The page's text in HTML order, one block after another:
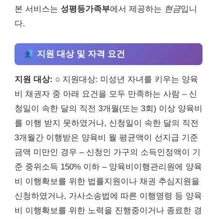
본 서비스는 성평등가족부에서 제공하는 현금입니
다.
지원 대상 및 자격 요건
지원 대상: ○ 지원대상: 미성년 자녀를 키우는 양육
비 채권자 중 아래 요건을 모두 만족하는 사람 – 신
청일이 속한 달의 직전 3개월(또는 3회) 이상 양육비
를 이행 받지 못하였거나, 신청일이 속한 달의 직전
3개월간 이행받은 양육비 월 평균액이 선지급 기준
금액 미만인 경우 – 신청인 가구의 소득인정액이 기
준 중위소득 150% 이하 – 양육비이행관리원에 양육
비 이행확보를 위한 법률지원이나 채권 추심지원을
신청하였거나, 가사소송법에 따른 이행명령 등 양육
비 이행확보를 위한 노력을 진행중이거나 종료한 경